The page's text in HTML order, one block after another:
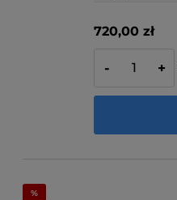
720,00 zł
- +